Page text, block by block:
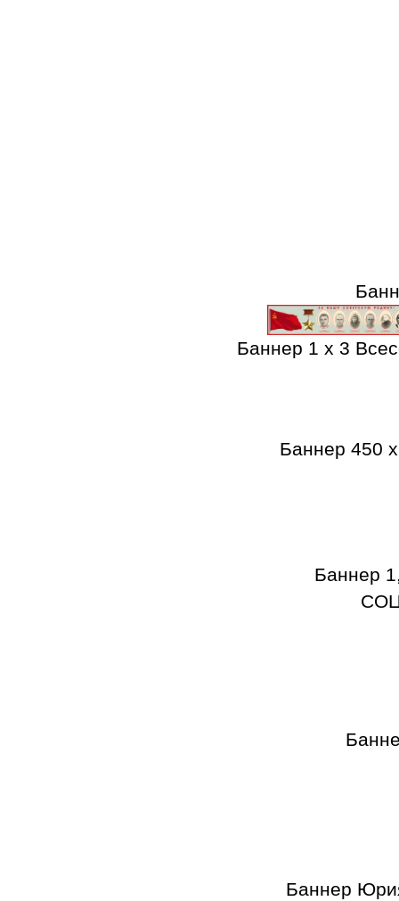
Баннер 1 х 3
Баннер 450
Баннер
Баннер